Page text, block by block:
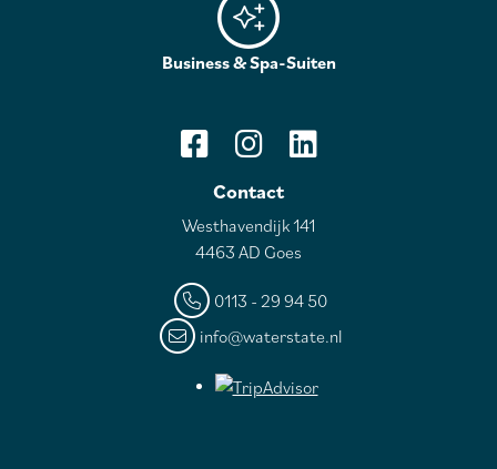
Business & Spa-Suiten
Contact
Westhavendijk 141
4463 AD Goes
0113 - 29 94 50
info@waterstate.nl